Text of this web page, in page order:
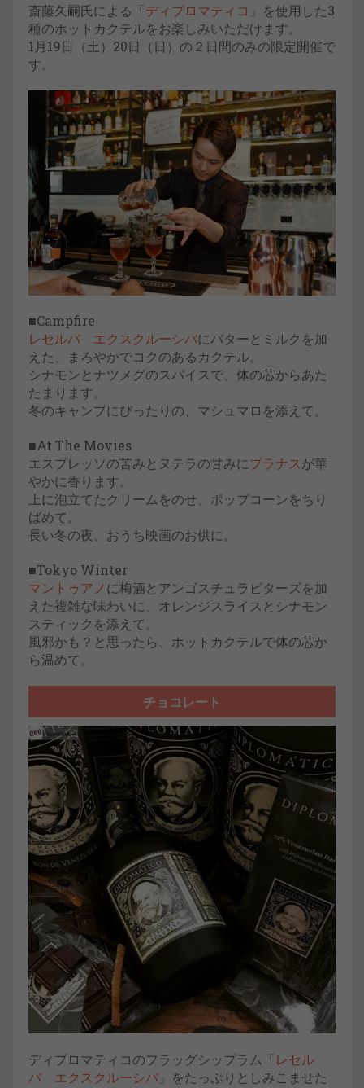
斎藤久嗣氏による「ディプロマティコ 」を使用した3
種のホットカクテルをお楽しみいただけます。
1月19日（土）20日（日）の２日間のみの限定開催で
す。
■Campfire
レセルバ エクスクルーシバにバターとミルクを加
えた、まろやかでコクのあるカクテル。
シナモンとナツメグのスパイスで、体の芯からあた
たまります。
冬のキャンプにぴったりの、マシュマロを添えて。
■At The Movies
エスプレッソの苦みとヌテラの甘みにプラナスが華
やかに香ります。
上に泡立てたクリームをのせ、ポップコーンをちり
ばめて。
長い冬の夜、おうち映画のお供に。
■Tokyo Winter
マントゥアノに梅酒とアンゴスチュラビターズを加
えた複雑な味わいに、オレンジスライスとシナモン
スティックを添えて。
風邪かも？と思ったら、ホットカクテルで体の芯か
ら温めて。
チョコレート
ディプロマティコのフラッグシップラム「レセル
バ エクスクルーシバ 」をたっぷりとしみこませた